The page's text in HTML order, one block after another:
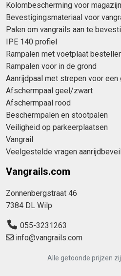
Kolombescherming voor
Bevestigingsmateriaal voor
Palen om vangrails aan te
IPE 140 profiel
Rampalen met voetplaat
Rampalen voor in de grond
Aanrijdpaal met strepen voor een
Afschermpaal geel/zwart
Afschermpaal rood
Beschermpalen en stootpalen
Veiligheid op parkeerplaatsen
Vangrail
Veelgestelde vragen
Vangrails.com
Zonnenbergstraat 46
7384 DL Wilp
055-3231263
info@vangrails.com
Alle getoonde prijzen